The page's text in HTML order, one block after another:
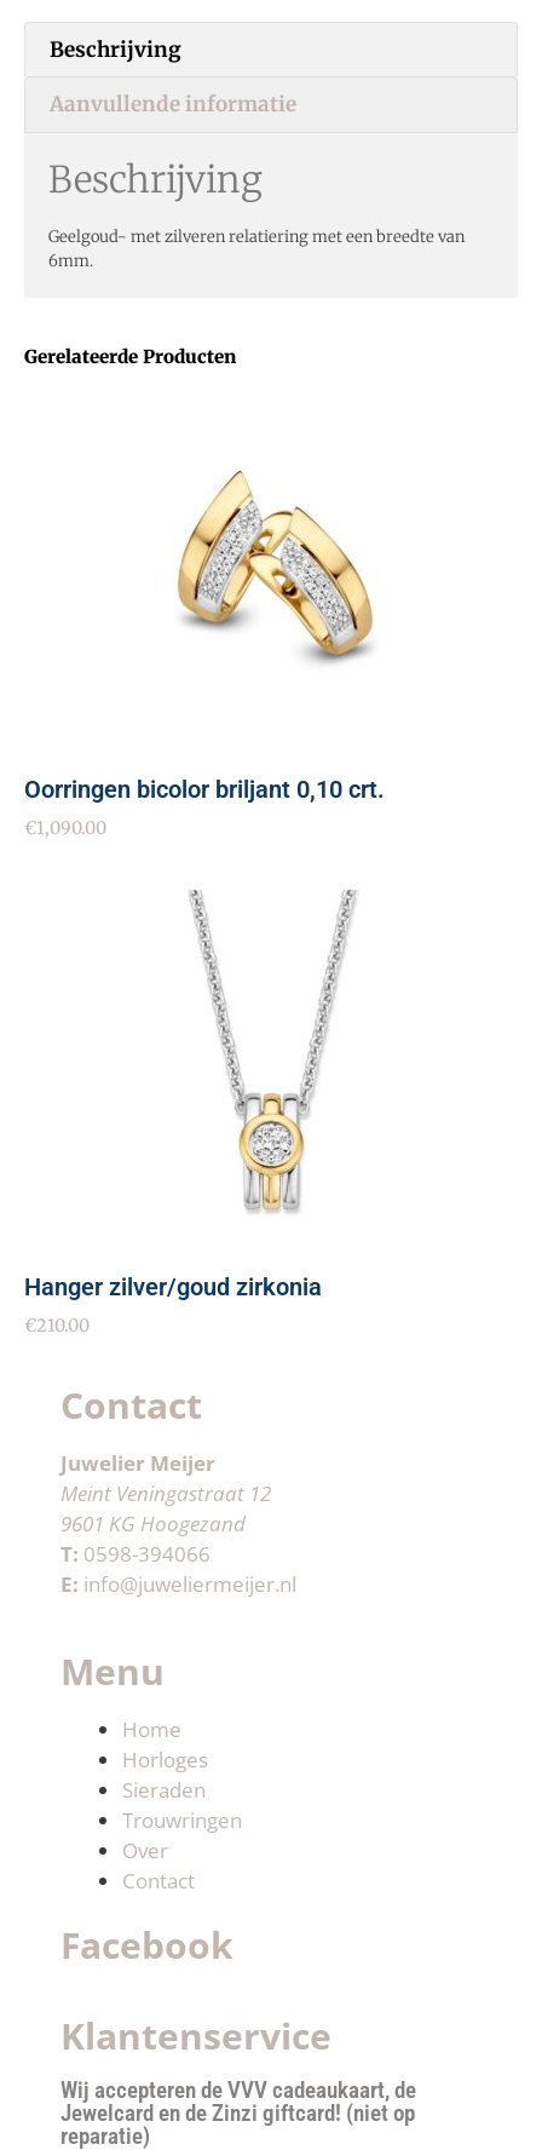
Gerelateerde Producten
Oorringen bicolor briljant 0,10 crt.
€1,090.00
Hanger zilver/goud zirkonia
€210.00
Beschrijving
Aanvullende informatie
Beschrijving
Geelgoud- met zilveren relatiering met een breedte van
6mm.
Contact
Juwelier Meijer
Meint Veningastraat 12
9601 KG Hoogezand
T: 0598-394066
E: info@juweliermeijer.nl
Menu
Home
Horloges
Sieraden
Trouwringen
Over
Contact
Facebook
Klantenservice
Wij accepteren de VVV cadeaukaart, de
Jewelcard en de Zinzi giftcard! (niet op
reparatie)